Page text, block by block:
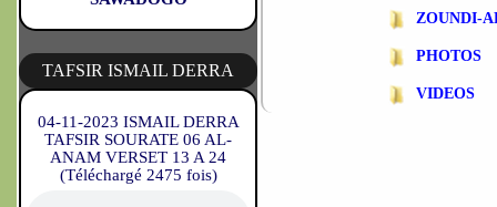
TAFSIR ISMAIL DERRA
04-11-2023 ISMAIL DERRA
TAFSIR SOURATE 06 AL-
ANAM VERSET 13 A 24
(Téléchargé 2475 fois)
ZOUNDI-
PHOTOS
VIDEOS